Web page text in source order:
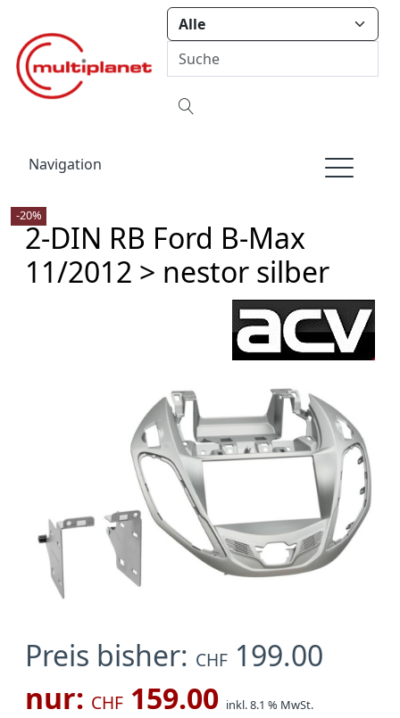
Navigation
2-DIN RB Ford B-Max
11/2012 > nestor silber
-20%
Preis bisher: CHF 199.00
nur: CHF 159.00 inkl. 8.1 % MwSt.